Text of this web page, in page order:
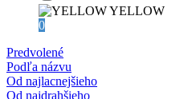
YELLOW
0
Predvolené
Podľa názvu
Od najlacnejšieho
Od najdrahšieho